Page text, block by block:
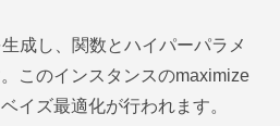
成し、関数とハイパーパラメ
このインスタンスのmaximize
イズ最適化が行われます。